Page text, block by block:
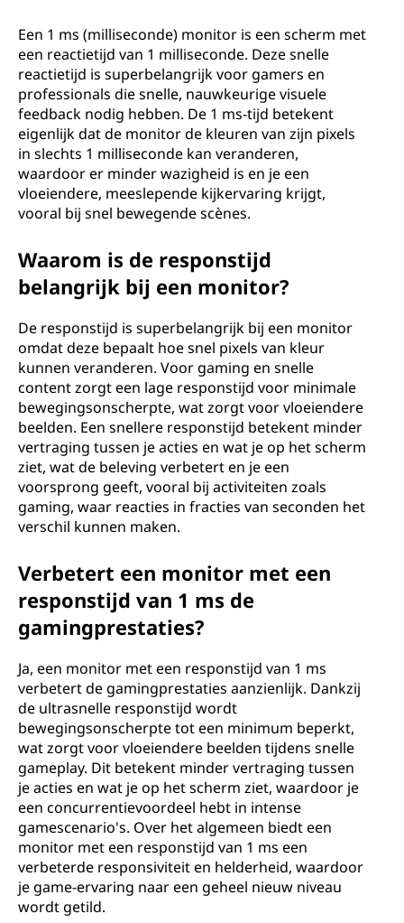
m
n
Een 1 ms (milliseconde) monitor is een scherm met
een reactietijd van 1 milliseconde. Deze snelle
reactietijd is superbelangrijk voor gamers en
professionals die snelle, nauwkeurige visuele
feedback nodig hebben. De 1 ms-tijd betekent
eigenlijk dat de monitor de kleuren van zijn pixels
in slechts 1 milliseconde kan veranderen,
waardoor er minder wazigheid is en je een
vloeiendere, meeslepende kijkervaring krijgt,
vooral bij snel bewegende scènes.
Waarom is de responstijd
belangrijk bij een monitor?
De responstijd is superbelangrijk bij een monitor
omdat deze bepaalt hoe snel pixels van kleur
kunnen veranderen. Voor gaming en snelle
content zorgt een lage responstijd voor minimale
bewegingsonscherpte, wat zorgt voor vloeiendere
beelden. Een snellere responstijd betekent minder
vertraging tussen je acties en wat je op het scherm
ziet, wat de beleving verbetert en je een
voorsprong geeft, vooral bij activiteiten zoals
gaming, waar reacties in fracties van seconden het
verschil kunnen maken.
Verbetert een monitor met een
responstijd van 1 ms de
gamingprestaties?
Ja, een monitor met een responstijd van 1 ms
verbetert de gamingprestaties aanzienlijk. Dankzij
de ultrasnelle responstijd wordt
bewegingsonscherpte tot een minimum beperkt,
wat zorgt voor vloeiendere beelden tijdens snelle
gameplay. Dit betekent minder vertraging tussen
je acties en wat je op het scherm ziet, waardoor je
een concurrentievoordeel hebt in intense
gamescenario's. Over het algemeen biedt een
monitor met een responstijd van 1 ms een
verbeterde responsiviteit en helderheid, waardoor
je game-ervaring naar een geheel nieuw niveau
wordt getild.